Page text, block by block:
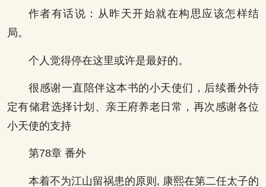
作者有话说：从昨天开始就在构思应该怎样结
局。
个人觉得停在这里或许是最好的。
很感谢一直陪伴这本书的小天使们，后续番外待
定有储君选择计划、亲王府养老日常，再次感谢各位
小天使的支持
第78章 番外
本着不为江山留祸患的原则, 康熙在第二任太子的